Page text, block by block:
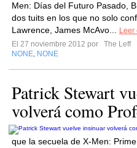
Men: Días del Futuro Pasado,
dos tuits en los que no solo
Lawrence, James McAvo...
Leer
El 27 noviembre 2012 por
The Leff
NONE NONE
Patrick Stewart
volverá como
que la secuela de X-Men: